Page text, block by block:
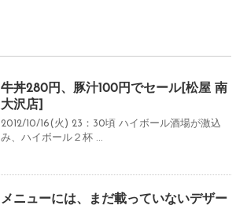
牛丼280円、豚汁100円でセール[松屋 南
大沢店]
2012/10/16(火) 23：30頃 ハイボール酒場が激込
み、ハイボール２杯 ...
メニューには、まだ載っていないデザー